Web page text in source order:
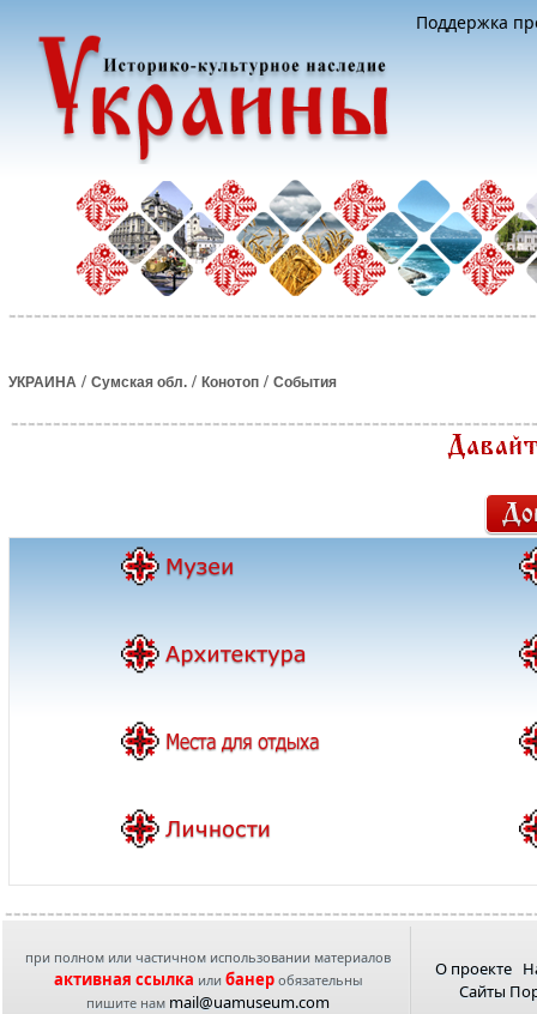
Поддержка
УКРАИНА / Сумская обл. / Конотоп / События
при полном или частичном использовании материалов
активная ссылка или банеробязательны
пишите нам mail@uamuseum.com
О проекте
Сайты